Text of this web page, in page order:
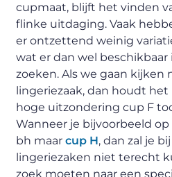
cupmaat, blijft het vinden
flinke uitdaging. Vaak
er ontzettend weinig
wat er dan wel beschikbaar
zoeken. Als we gaan kijken
lingeriezaak, dan houdt
hoge uitzondering cup F
Wanneer je bijvoorbeeld
bh maarcup H, dan zal je
lingeriezaken niet terecht
zoek moeten naar een